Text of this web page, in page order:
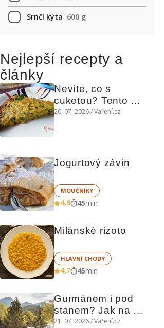
Srnčí kýta 600 g
Nejlepší recepty a
články
Nevíte, co s
cuketou? Tento
levný slaný koláč
20. 07. 2026 / Vaření.cz
Reklama
Jogurtový závin
MOUČNÍKY
4,9 45min
Milánské rizoto
HLAVNÍ CHODY
4,7 45min
Gurmánem i pod
stanem? Jak na
polní kuchyni a na
21. 07. 2026 / Vaření.cz